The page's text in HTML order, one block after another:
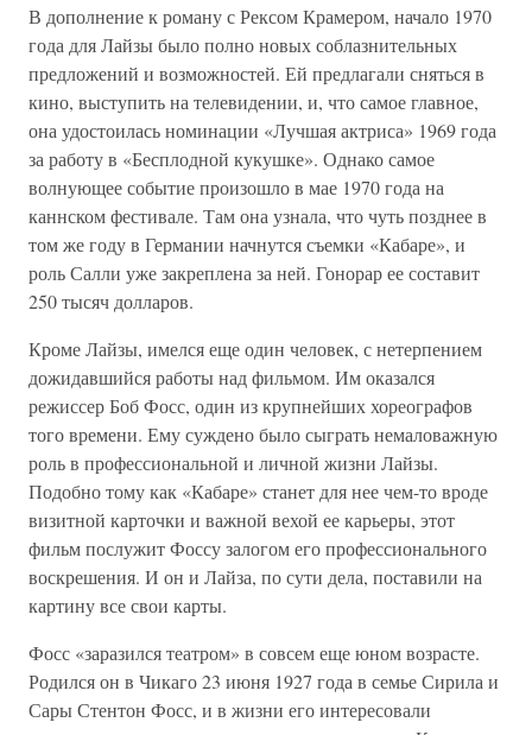
В дополнение к роману с Рексом Крамером, начало 1970
года для Лайзы было полно новых соблазнительных
предложений и возможностей. Ей предлагали сняться в
кино, выступить на телевидении, и, что самое главное,
она удостоилась номинации «Лучшая актриса» 1969 года
за работу в «Бесплодной кукушке». Однако самое
волнующее событие произошло в мае 1970 года на
каннском фестивале. Там она узнала, что чуть позднее в
том же году в Германии начнутся съемки «Кабаре», и
роль Салли уже закреплена за ней. Гонорар ее составит
250 тысяч долларов.
Кроме Лайзы, имелся еще один человек, с нетерпением
дожидавшийся работы над фильмом. Им оказался
режиссер Боб Фосс, один из крупнейших хореографов
того времени. Ему суждено было сыграть немаловажную
роль в профессиональной и личной жизни Лайзы.
Подобно тому как «Кабаре» станет для нее чем-то вроде
визитной карточки и важной вехой ее карьеры, этот
фильм послужит Фоссу залогом его профессионального
воскрешения. И он и Лайза, по сути дела, поставили на
картину все свои карты.
Фосс «заразился театром» в совсем еще юном возрасте.
Родился он в Чикаго 23 июня 1927 года в семье Сирила и
Сары Стентон Фосс, и в жизни его интересовали